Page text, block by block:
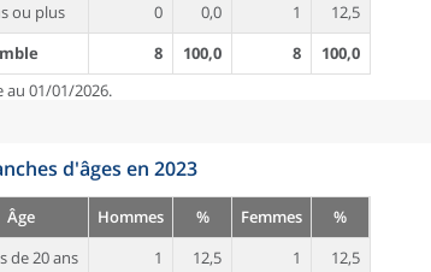
ou plus
0 0,0 1
12,5
8 100,0 8
100,0
au 01/01/2026.
d'âges en 2023
Âge Hommes % Femmes
%
de 20 ans
1 12,5 1
12,5